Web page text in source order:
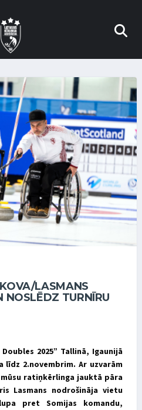
LASMANS
NOSLĒDZ TURNĪRU
2025” Tallinā, Igaunijā
2.novembrim. Ar uzvarām
ratiņkērlinga jauktā pāra
Lasmans nodrošināja vietu
pret Somijas komandu,